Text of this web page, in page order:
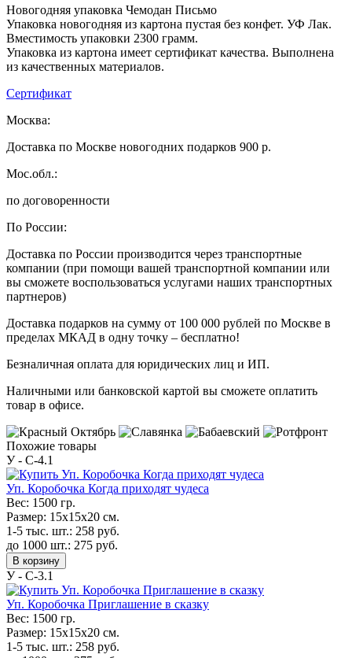
Новогодняя упаковка Чемодан Письмо
Упаковка новогодняя из картона пустая без конфет. УФ Лак.
Вместимость упаковки 2300 грамм.
Упаковка из картона имеет сертификат качества. Выполнена
из качественных материалов.
Сертификат
Москва:
Доставка по Москве новогодних подарков 900 р.
Мос.обл.:
по договоренности
По России:
Доставка по России производится через транспортные
компании (при помощи вашей транспортной компании или
вы сможете воспользоваться услугами наших транспортных
партнеров)
Доставка подарков на сумму от 100 000 рублей по Москве в
пределах МКАД в одну точку – бесплатно!
Безналичная оплата для юридических лиц и ИП.
Наличными или банковской картой вы сможете оплатить
товар в офисе.
Похожие товары
У - C-4.1
Уп. Коробочка Когда приходят чудеса
Вес: 1500 гр.
Размер: 15х15х20 см.
1-5 тыс. шт.: 258 руб.
до 1000 шт.: 275 руб.
В корзину
У - C-3.1
Уп. Коробочка Приглашение в сказку
Вес: 1500 гр.
Размер: 15х15х20 см.
1-5 тыс. шт.: 258 руб.